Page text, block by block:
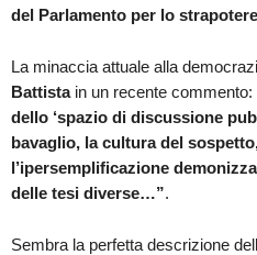
del Parlamento per lo
La minaccia attuale alla
Battistain un recente commento:
dello ‘spazio di discussione
bavaglio, la cultura del
l’ipersemplificazione
delle tesi diverse…”.
Sembra la perfetta descrizione